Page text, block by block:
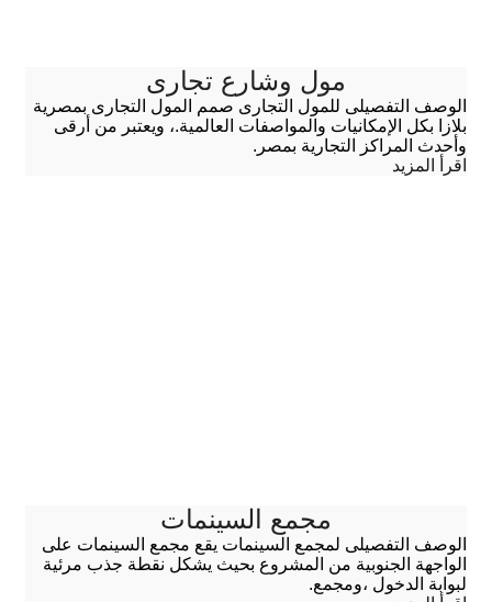
مول وشارع تجارى
الوصف التفصيلى للمول التجارى صمم المول التجارى بمصرية
بلازا بكل الإمكانيات والمواصفات العالمية.، ويعتبر من أرقى
وأحدث المراكز التجارية بمصر.
اقرأ المزيد
مجمع السينمات
الوصف التفصيلى لمجمع السينمات يقع مجمع السينمات على
الواجهة الجنوبية من المشروع بحيث يشكل نقطة جذب مرئية
لبوابة الدخول ،ومجمع.